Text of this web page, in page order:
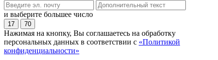
и выберите большее число
17 70
Нажимая на кнопку, Вы соглашаетесь на обработку
персональных данных в соответствии с «Политикой
конфиденциальности»